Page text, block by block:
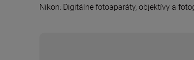
Nikon: Digitálne fotoaparáty, objektívy a